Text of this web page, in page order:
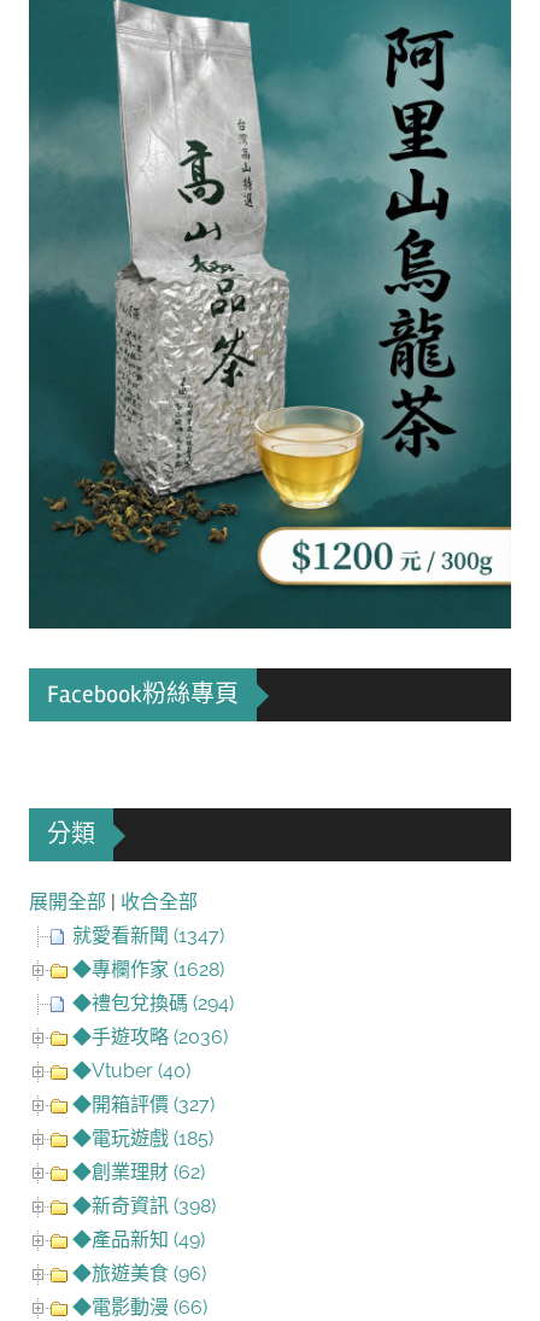
Facebook粉絲專頁
分類
展開全部
收合全部
就愛看新聞 (1347)
◆專欄作家 (1628)
◆禮包兌換碼 (294)
◆手遊攻略 (2036)
◆Vtuber (40)
◆開箱評價 (327)
◆電玩遊戲 (185)
◆創業理財 (62)
◆新奇資訊 (398)
◆產品新知 (49)
◆旅遊美食 (96)
◆電影動漫 (66)